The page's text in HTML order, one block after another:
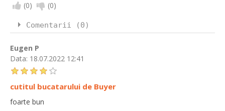
(0) (0)
Comentarii (0)
Eugen P
Data: 18.07.2022 12:41
cutitul bucatarului de Buyer
foarte bun